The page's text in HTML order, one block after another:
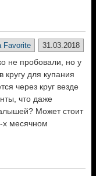
31.03.2018
Favorite
не пробовали, но у
кругу для купания
через круг везде
что даже
Может стоит
х месячном